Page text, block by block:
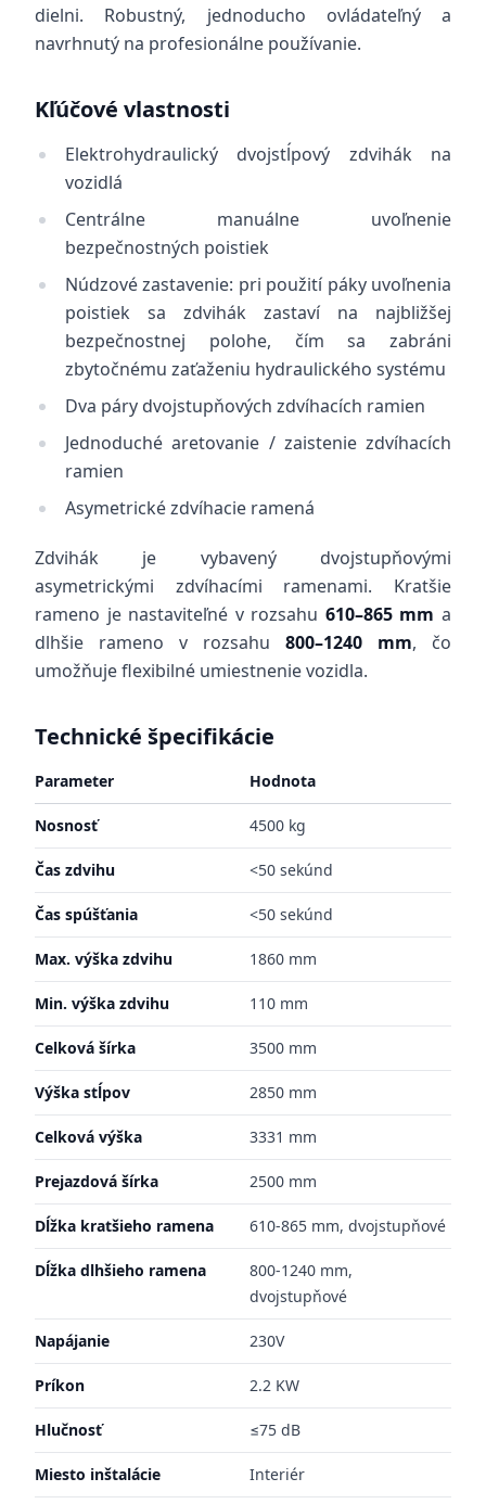
dielni. Robustný, jednoducho ovládateľný a
navrhnutý na profesionálne používanie.
Kľúčové vlastnosti
Elektrohydraulický dvojstĺpový zdvihák na
vozidlá
Centrálne manuálne uvoľnenie
bezpečnostných poistiek
Núdzové zastavenie: pri použití páky uvoľnenia
poistiek sa zdvihák zastaví na najbližšej
bezpečnostnej polohe, čím sa zabráni
zbytočnému zaťaženiu hydraulického systému
Dva páry dvojstupňových zdvíhacích ramien
Jednoduché aretovanie / zaistenie zdvíhacích
ramien
Asymetrické zdvíhacie ramená
Zdvihák je vybavený dvojstupňovými
asymetrickými zdvíhacími ramenami. Kratšie
rameno je nastaviteľné v rozsahu 610–865 mm a
dlhšie rameno v rozsahu 800–1240 mm, čo
umožňuje flexibilné umiestnenie vozidla.
Technické špecifikácie
Parameter Hodnota
Nosnosť 4500 kg
Čas zdvihu <50 sekúnd
Čas spúšťania <50 sekúnd
Max. výška zdvihu 1860 mm
Min. výška zdvihu 110 mm
Celková šírka 3500 mm
Výška stĺpov 2850 mm
Celková výška 3331 mm
Prejazdová šírka 2500 mm
Dĺžka kratšieho ramena 610-865 mm, dvojstupňové
Dĺžka dlhšieho ramena
800-1240 mm,
dvojstupňové
Napájanie 230V
Príkon 2.2 KW
Hlučnosť ≤75 dB
Miesto inštalácie Interiér